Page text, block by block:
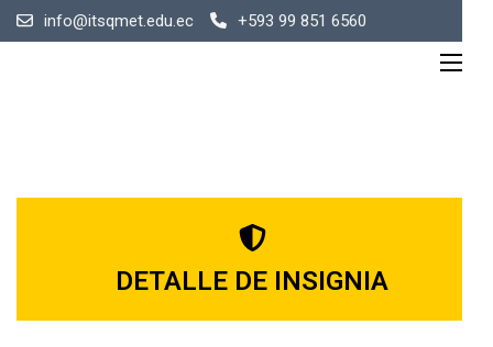
info@itsqmet.edu.ec +593 99 851 6560
DETALLE DE INSIGNIA